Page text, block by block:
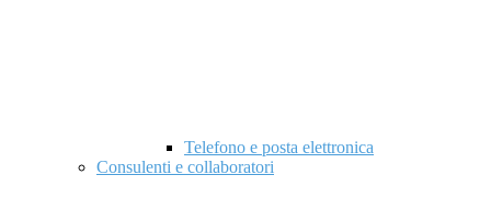
Telefono e posta elettronica
Consulenti e collaboratori